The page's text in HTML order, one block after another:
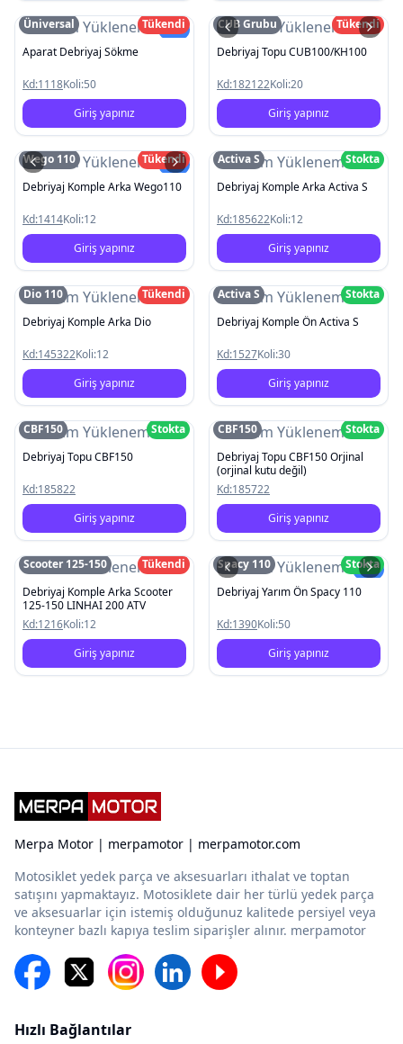
Resim YüklenemediYeni
Üniversal
Tükendi
Aparat Debriyaj Sökme
Kd:1118Koli:50
Giriş yapınız
Resim Yüklenemedi
CUB Grubu
Tükendi
Debriyaj Topu CUB100/KH100
Kd:182122Koli:20
Giriş yapınız
Resim YüklenemediYeni
Wego 110
Tükendi
Debriyaj Komple Arka Wego110
Kd:1414Koli:12
Giriş yapınız
Resim Yüklenemedi
Activa S
Stokta
Debriyaj Komple Arka Activa S
Kd:185622Koli:12
Giriş yapınız
Resim Yüklenemedi
Dio 110
Tükendi
Debriyaj Komple Arka Dio
Kd:145322Koli:12
Giriş yapınız
Resim Yüklenemedi
Activa S
Stokta
Debriyaj Komple Ön Activa S
Kd:1527Koli:30
Giriş yapınız
Resim Yüklenemedi
CBF150
Stokta
Debriyaj Topu CBF150
Kd:185822
Giriş yapınız
Resim Yüklenemedi
CBF150
Stokta
Debriyaj Topu CBF150 Orjinal
(orjinal kutu değil)
Kd:185722
Giriş yapınız
Resim Yüklenemedi
Scooter 125-150
Tükendi
Debriyaj Komple Arka Scooter
125-150 LINHAI 200 ATV
Kd:1216Koli:12
Giriş yapınız
Resim YüklenemediYeni
Spacy 110
Stokta
Debriyaj Yarım Ön Spacy 110
Kd:1390Koli:50
Giriş yapınız
Merpa Motor | merpamotor | merpamotor.com
Motosiklet yedek parça ve aksesuarları ithalat ve toptan
satışını yapmaktayız. Motosiklete dair her türlü yedek parça
ve aksesuarlar için istemiş olduğunuz kalitede persiyel veya
konteyner bazlı kapıya teslim siparişler alınır. merpamotor
Hızlı Bağlantılar